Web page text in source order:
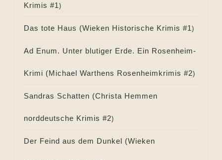
Krimis #1)
Das tote Haus (Wieken Historische Krimis #1)
Ad Enum. Unter blutiger Erde. Ein Rosenheim-
Krimi (Michael Warthens Rosenheimkrimis #2)
Sandras Schatten (Christa Hemmen
norddeutsche Krimis #2)
Der Feind aus dem Dunkel (Wieken